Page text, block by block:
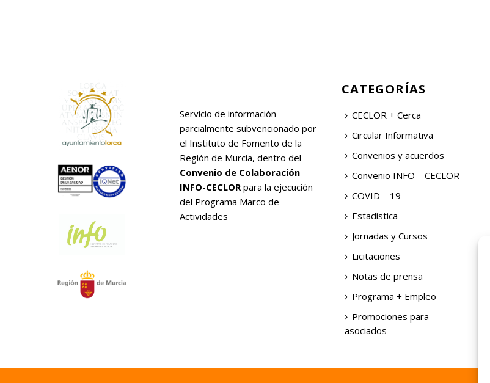
Servicio de información
parcialmente subvencionado por
el Instituto de Fomento de la
Región de Murcia, dentro del
Convenio de Colaboración
INFO-CECLOR para la ejecución
del Programa Marco de
Actividades
CATEGORÍAS
CECLOR + Cerca
Circular Informativa
Convenios y acuerdos
Convenio INFO – CECLOR
COVID – 19
Estadística
Jornadas y Cursos
Licitaciones
Notas de prensa
Programa + Empleo
Promociones para
asociados